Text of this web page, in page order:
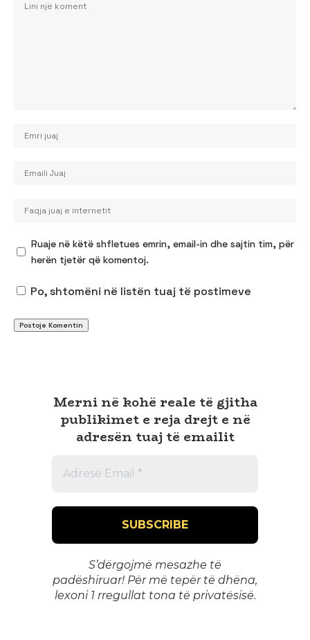
Ruaje në këtë shfletues emrin, email-in dhe sajtin tim, për
herën tjetër që komentoj.
Po, shtomëni në listën tuaj të postimeve
Merni në kohë reale të gjitha
publikimet e reja drejt e në
adresën tuaj të emailit
S’dërgojmë mesazhe të
padëshiruar! Për më tepër të dhëna,
lexoni 1 rregullat tona të privatësisë.